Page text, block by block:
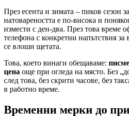
През есента и зимата – пиков сезон
натовареността е по-висока и
измести с ден-два. През това време
телефона с конкретни напътствия за
се влоши щетата.
Това, което винаги обещаваме:
цена още при огледа на място. Без
след това, без скрити часове, без
в работно време.
Временни мерки до